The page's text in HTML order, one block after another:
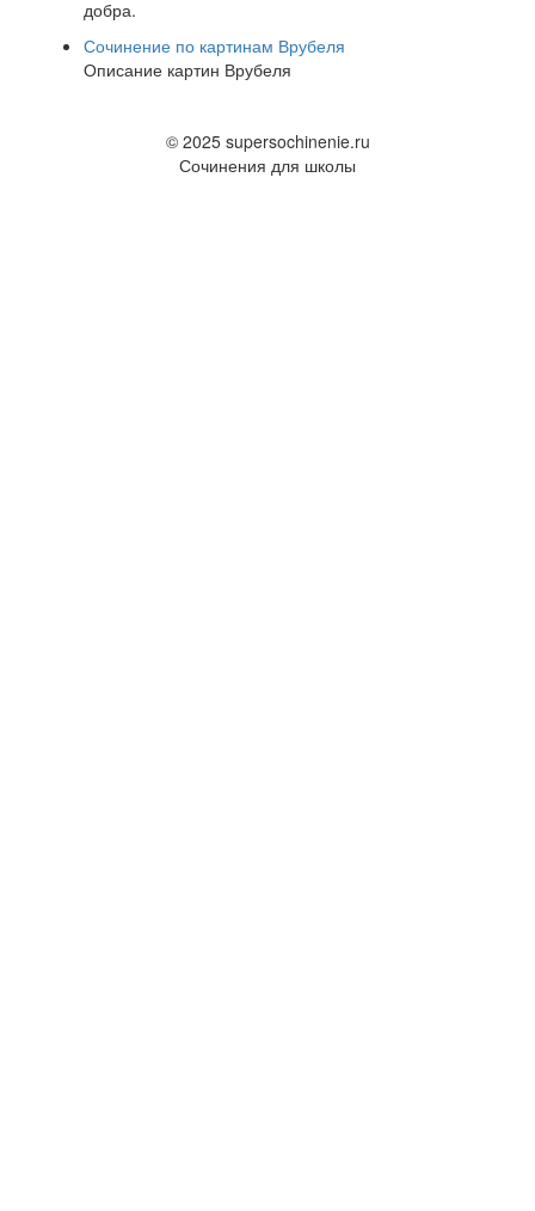
добра.
Сочинение по картинам Врубеля
Описание картин Врубеля
© 2025 supersochinenie.ru
Сочинения для школы